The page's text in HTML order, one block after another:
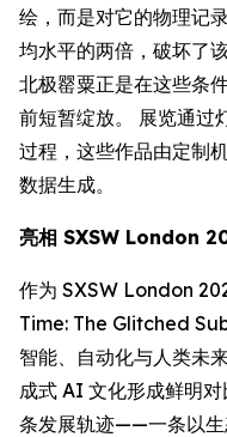
绘，而是对它的物理记
均水平的两倍，破坏了
北极罂粟正是在这些条
前短暂绽放。 展览通过
过程，这些作品由定制
数据生成。
亮相 SXSW London
作为 SXSW London
Time: The Glitched
智能、自动化与人类未
成式 AI 文化形成鲜明
条发展轨迹——一条以生